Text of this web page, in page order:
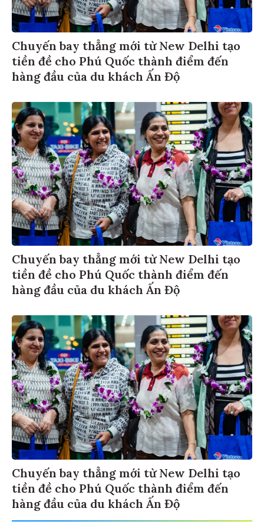
Chuyến bay thẳng mới từ New Delhi tạo
tiền đề cho Phú Quốc thành điểm đến
hàng đầu của du khách Ấn Độ
Chuyến bay thẳng mới từ New Delhi tạo
tiền đề cho Phú Quốc thành điểm đến
hàng đầu của du khách Ấn Độ
Chuyến bay thẳng mới từ New Delhi tạo
tiền đề cho Phú Quốc thành điểm đến
hàng đầu của du khách Ấn Độ